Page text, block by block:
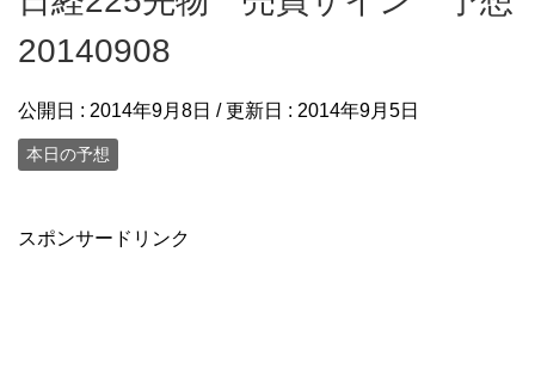
20140908
公開日 : 2014年9月8日 / 更新日 : 2014年9月5日
本日の予想
スポンサードリンク